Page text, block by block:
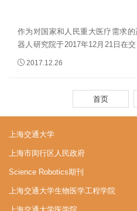
作为对国家和人民重大医疗需求
器人研究院于2017年12月21日在
牌成立。上海市科学技术委员会
常委、副校长吴旦主持研究院现
区长吴斌，上海交大党委常委、
究院理事余建源，上海交大生物医
委会委员、理事季波，上海交大
KINOVA等闵行区和上海交大相关
外医疗机器人研究领域专家学者们
2017.12.26
首页
上海交通大学
上海市闵行区人民政府
Science Robotics期刊
上海交通大学生物医学工程学院